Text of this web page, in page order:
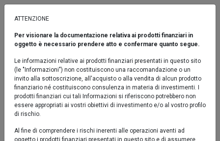
AD ORIZZONTE TEMPORALE
Eurofundlux Obiettivo 2026 B
Sicav / Obbligazionari Flessibili / Indicatore sintetico di rischio: 3
Confronta
Fact sheet
Prodotto chiuso al collocamento
ATTENZIONE
Per visionare la documentazione relativa ai prodotti finanziari in
oggetto è necessario prendere atto e confermare quanto segue.
Le informazioni relative ai prodotti finanziari presentati in questo sito
(le "Informazioni") non costituiscono una raccomandazione o un
invito alla sottoscrizione, all'acquisto o alla vendita di alcun prodotto
finanziario né costituiscono consulenza in materia di investimenti. I
prodotti finanziari cui tali Informazioni si riferiscono potrebbero non
essere appropriati ai vostri obiettivi di investimento e/o al vostro profilo
di rischio.
Al fine di comprendere i rischi inerenti alle operazioni aventi ad
oggetto i prodotti finanziari presentati in questo sito e di assumere